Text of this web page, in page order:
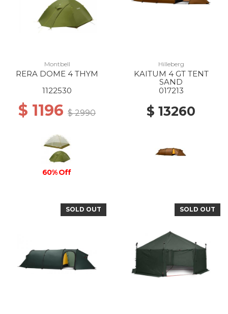
Montbell
RERA DOME 4 THYM
1122530
$ 1196 $ 2990
60% Off
Hilleberg
KAITUM 4 GT TENT
SAND
017213
$ 13260
SOLD OUT SOLD OUT